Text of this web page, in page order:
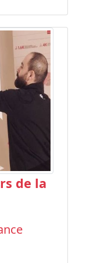
de la